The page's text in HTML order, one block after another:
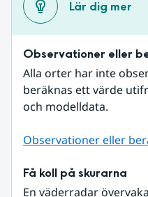
Lär dig mer
Observationer eller
Alla orter har inte
beräknas ett värde
och modelldata.
Observationer eller
Få koll på skurarna
En väderradar